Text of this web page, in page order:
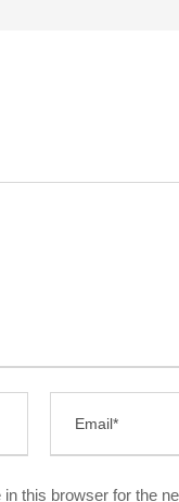
this browser for the